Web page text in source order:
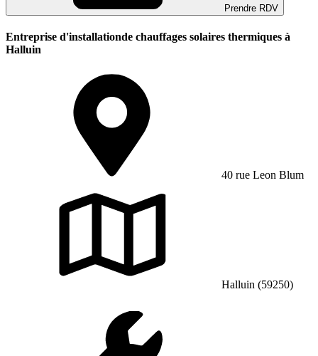
Prendre RDV
Entreprise d'installationde chauffages solaires thermiques à
Halluin
40 rue Leon Blum
Halluin (59250)